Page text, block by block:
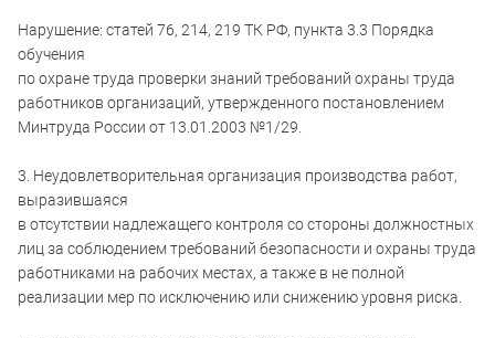
Нарушение: статей 76, 214, 219 ТК РФ, пункта 3.3 Порядка
обучения
по охране труда проверки знаний требований охраны труда
работников организаций, утвержденного постановлением
Минтруда России от 13.01.2003 №1/29.
3. Неудовлетворительная организация производства работ,
выразившаяся
в отсутствии надлежащего контроля со стороны должностных
лиц за соблюдением требований безопасности и охраны труда
работниками на рабочих местах, а также в не полной
реализации мер по исключению или снижению уровня риска.